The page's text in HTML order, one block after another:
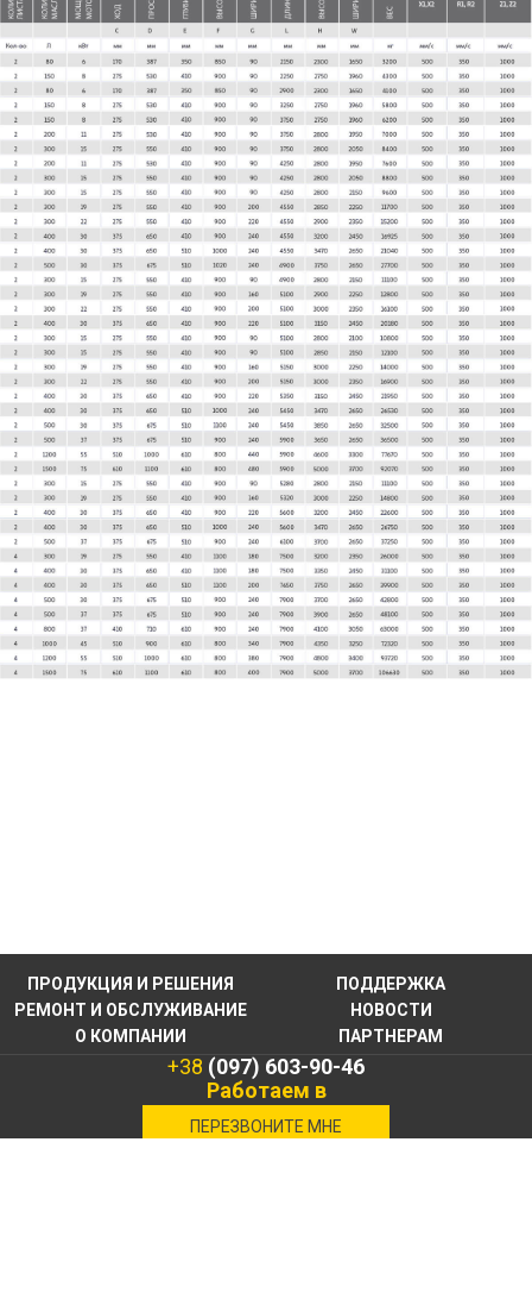
ПРОДУКЦИЯ И РЕШЕНИЯ
ПОДДЕРЖКА
РЕМОНТ И ОБСЛУЖИВАНИЕ
НОВОСТИ
О КОМПАНИИ
ПАРТНЕРАМ
+38 (097) 603-90-46
Работаем в
военное время
ПЕРЕЗВОНИТЕ МНЕ